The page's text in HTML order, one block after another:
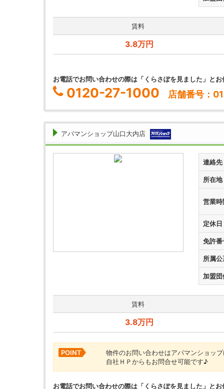
賃料
3.8万円
お電話でお問い合わせの際は「くらさぽを見ました」と
0120-27-1000 店舗番号：
アパマンショップ山口大内店
連絡先
所在地
営業時
定休日
免許番
所属
加盟団
賃料
3.8万円
POINT
物件のお問い合わせはアパマンショッ
自社ＨＰからもお問合せ可能です♪
お電話でお問い合わせの際は「くらさぽを見ました」と